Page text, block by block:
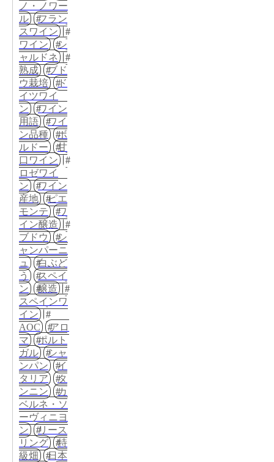
ノ・ノワー
ル
フラン
スワイン
ワイン
シ
ャルドネ
熟成
ブド
ウ栽培
ド
イツワイ
ン
ワイン
用語
ワイ
ン品種
ボ
ルドー
甘
口ワイン
ロゼワイ
ン
ワイン
産地
ピエ
モンテ
ワ
イン醸造
ブドウ
シ
ャンパーニ
ュ
白ぶど
う
スペイ
ン
醸造
スペインワ
イン
AOC
アロ
マ
ポルト
ガル
シャ
ンパン
イ
タリア
タ
ンニン
カ
ベルネ・ソ
ーヴィニヨ
ン
リース
リング
特
級畑
日本